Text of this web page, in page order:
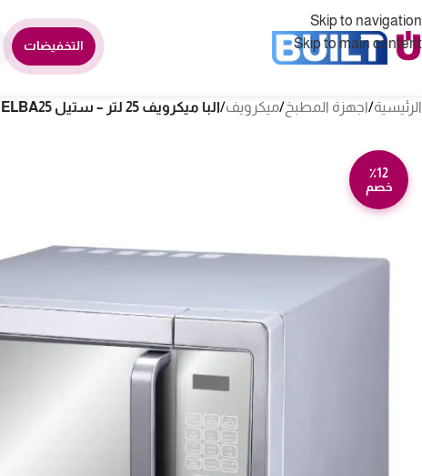
Skip to navigation
Skip to main content
التخفيضات
الرئيسية/اجهزة المطبخ/ميكرويف/البا ميكرويف 25 لتر – ستيل ELBA25
٪12
خصم